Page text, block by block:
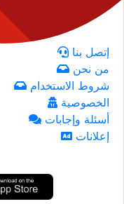
إتصل بنا
من نحن
شروط الاستخدام
الخصوصية
أسئلة وإجابات
إعلانات